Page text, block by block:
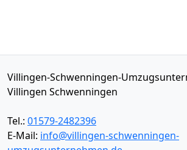
Villingen-Schwenningen-
Villingen Schwenningen
Tel.: 01579-2482396
E-Mail: info@villingen-schwenningen-